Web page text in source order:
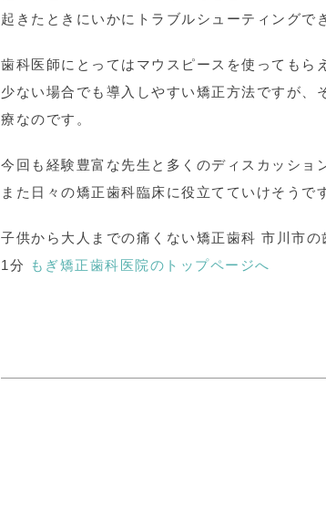
起きたときにいかにトラブルシューティングで
歯科医師にとってはマウスピースを使っても
少ない場合でも導入しやすい矯正方法ですが
療なのです。
今回も経験豊富な先生と多くのディスカッショ
また日々の矯正歯科臨床に役立てていけそうで
子供から大人までの痛くない矯正歯科 市川市
1分
もぎ矯正歯科医院のトップページへ